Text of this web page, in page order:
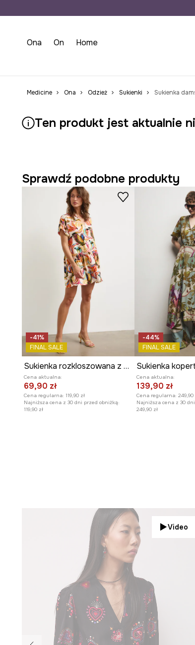
Ona On Home
Medicine Ona Odzież Sukienki Sukienka
Ten produkt jest aktualnie
Sprawdź podobne produkty
-41%
FINAL SALE
Sukienka rozkloszowana z wiskozy z falbaną
Cena aktualna:
69,90 zł
Cena regularna: 119,90 zł
Najniższa cena z 30 dni przed obniżką:
119,90 zł
-44%
FINAL SALE
Cena aktualna:
139,90 zł
Cena regularna: 249,90
Najniższa cena z 30
249,90 zł
Video